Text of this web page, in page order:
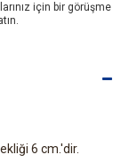
için bir görüşme
6 cm.'dir.